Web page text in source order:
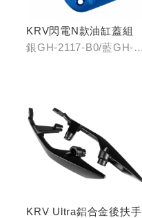
KRV閃電N款油缸蓋組
銀GH-2117-B0/藍GH-
KRV Ultra鋁合金後扶手